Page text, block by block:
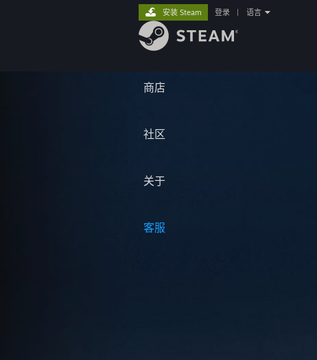
商店
社区
关于
客服
安装 Steam 登录 语言